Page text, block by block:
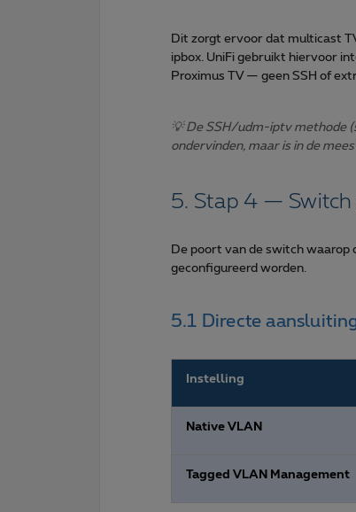
Dit zorgt ervoor dat multicast
ipbox. UniFi gebruikt hiervoor
Proximus TV — geen SSH of
💡 De SSH/udm-iptv methode
ondervinden, maar is in de
5. Stap 4 —
De poort van de switch waarop
geconfigureerd worden.
5.1 Directe
Instelling
Native VLAN
Tagged VLAN Management